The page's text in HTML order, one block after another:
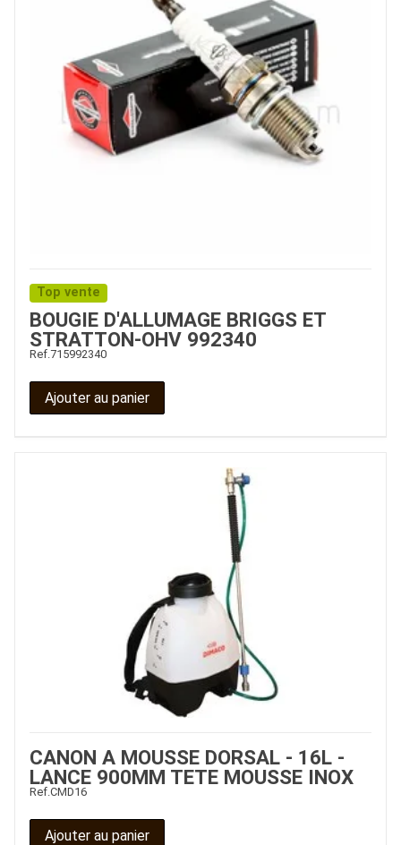
Top vente
BOUGIE D'ALLUMAGE BRIGGS ET
STRATTON-OHV 992340
Ref. 715992340
Ajouter au panier
CANON A MOUSSE DORSAL - 16L -
LANCE 900MM TETE MOUSSE INOX
Ref. CMD16
Ajouter au panier